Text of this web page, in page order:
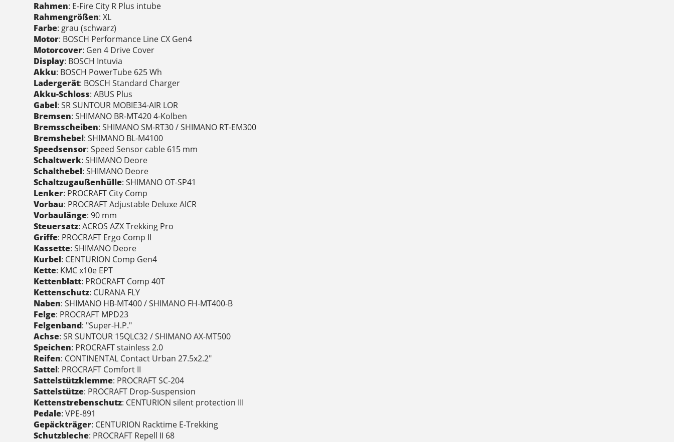
Rahmen: E-Fire City R Plus intube
Rahmengrößen: XL
Farbe: grau (schwarz)
Motor: BOSCH Performance Line CX Gen4
Motorcover: Gen 4 Drive Cover
Display: BOSCH Intuvia
Akku: BOSCH PowerTube 625 Wh
Ladergerät: BOSCH Standard Charger
Akku-Schloss: ABUS Plus
Gabel: SR SUNTOUR MOBIE34-AIR LOR
Bremsen: SHIMANO BR-MT420 4-Kolben
Bremsscheiben: SHIMANO SM-RT30 / SHIMANO RT-EM300
Bremshebel: SHIMANO BL-M4100
Speedsensor: Speed Sensor cable 615 mm
Schaltwerk: SHIMANO Deore
Schalthebel: SHIMANO Deore
Schaltzugaußenhülle: SHIMANO OT-SP41
Lenker: PROCRAFT City Comp
Vorbau: PROCRAFT Adjustable Deluxe AICR
Vorbaulänge: 90 mm
Steuersatz: ACROS AZX Trekking Pro
Griffe: PROCRAFT Ergo Comp II
Kassette: SHIMANO Deore
Kurbel: CENTURION Comp Gen4
Kette: KMC x10e EPT
Kettenblatt: PROCRAFT Comp 40T
Kettenschutz: CURANA FLY
Naben: SHIMANO HB-MT400 / SHIMANO FH-MT400-B
Felge: PROCRAFT MPD23
Felgenband: "Super-H.P."
Achse: SR SUNTOUR 15QLC32 / SHIMANO AX-MT500
Speichen: PROCRAFT stainless 2.0
Reifen: CONTINENTAL Contact Urban 27.5x2.2"
Sattel: PROCRAFT Comfort II
Sattelstützklemme: PROCRAFT SC-204
Sattelstütze: PROCRAFT Drop-Suspension
Kettenstrebenschutz: CENTURION silent protection III
Pedale: VPE-891
Gepäckträger: CENTURION Racktime E-Trekking
Schutzbleche: PROCRAFT Repell II 68